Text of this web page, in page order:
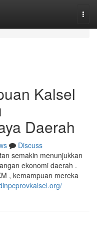
Kalsel
Daerah
Discuss
semakin menunjukkan
ekonomi daerah .
, kemampuan mereka